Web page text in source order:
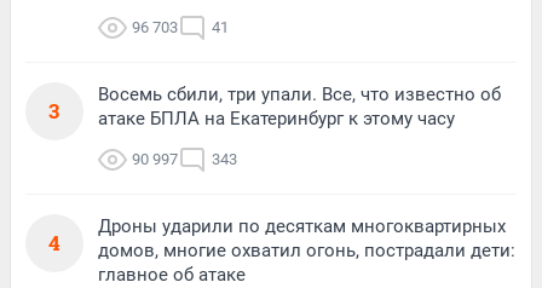
96 703 41
3
Восемь сбили, три упали. Все, что известно об
атаке БПЛА на Екатеринбург к этому часу
90 997 343
4
Дроны ударили по десяткам многоквартирных
домов, многие охватил огонь, пострадали дети:
главное об атаке